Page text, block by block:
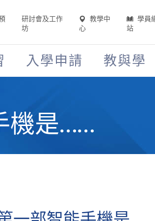
研討會及工作
坊
教學中
心
學員
站
入學申請 教與學
機是……